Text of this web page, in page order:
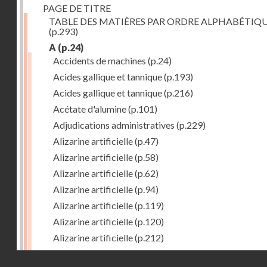
PAGE DE TITRE
TABLE DES MATIÈRES PAR ORDRE
(p.293)
A (p.24)
Accidents de machines (p.24)
Acides gallique et tannique(p.193)
Acides gallique et tannique(p.216)
Acétate d'alumine(p.101)
Adjudications administratives (p.229)
Alizarine artificielle(p.47)
Alizarine artificielle(p.58)
Alizarine artificielle(p.62)
Alizarine artificielle(p.94)
Alizarine artificielle(p.119)
Alizarine artificielle(p.120)
Alizarine artificielle(p.212)
Alizarine artificielle(p.256)